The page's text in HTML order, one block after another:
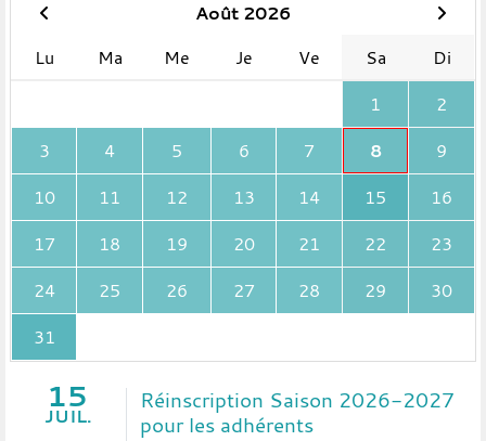
Août 2026
Lu
Ma Me Je Ve Sa
Di
1
2
3
4 5 6 7 8
9
10
11 12 13 14 15
16
17
18 19 20 21 22
23
24
25 26 27 28 29
30
31
15
JUIL.
Réinscription Saison 2026-2027
pour les adhérents